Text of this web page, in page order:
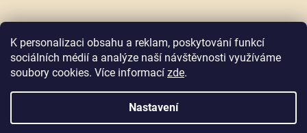
K personalizaci obsahu a reklam, poskytování funkcí
sociálních médií a analýze naší návštěvnosti využíváme
soubory cookies. Více informací zde.
Nastavení